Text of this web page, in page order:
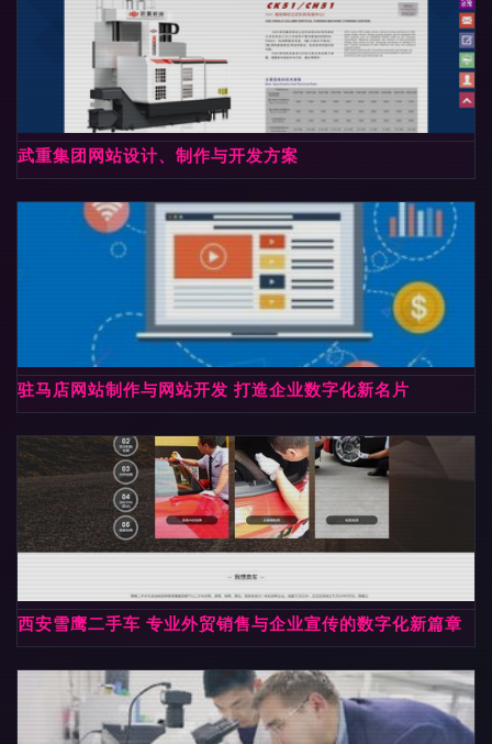
武重集团网站设计、制作与开发方案
驻马店网站制作与网站开发 打造企业数字化新名片
西安雪鹰二手车 专业外贸销售与企业宣传的数字化新篇章